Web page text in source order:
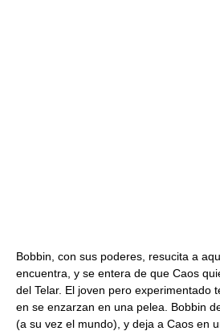
Bobbin, con sus poderes, resucita a
encuentra, y se entera de que Caos
del Telar. El joven pero experimentado
en se enzarzan en una pelea. Bobbin
(a su vez el mundo), y deja a Caos en